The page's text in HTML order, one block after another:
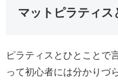
マットピラティス
ピラティスとひとことで
って初心者には分かりづ